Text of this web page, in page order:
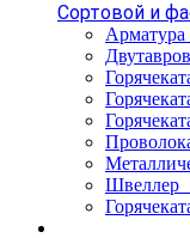
Сортовой и
Арматура
Швеллер